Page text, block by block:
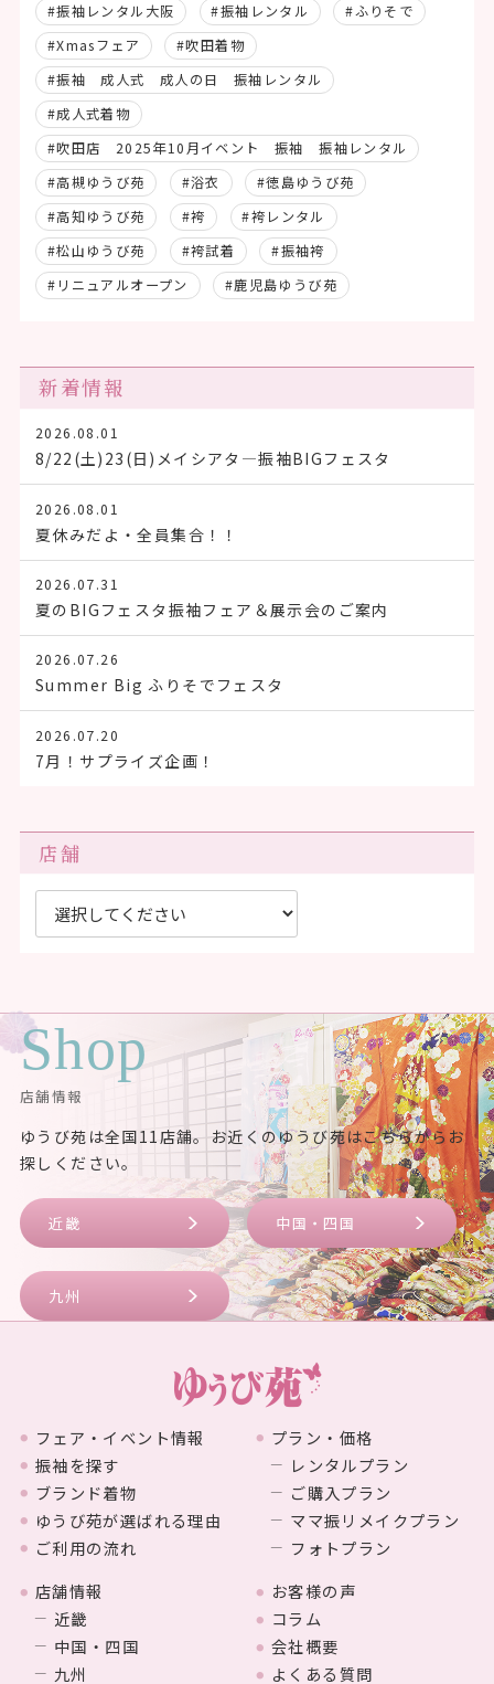
#振袖レンタル大阪
#振袖レンタル
#ふりそで
#Xmasフェア
#吹田着物
#振袖 成人式 成人の日 振袖レンタル
#成人式着物
#吹田店 2025年10月イベント 振袖 振袖レンタル
#高槻ゆうび苑
#浴衣
#徳島ゆうび苑
#高知ゆうび苑
#袴
#袴レンタル
#松山ゆうび苑
#袴試着
#振袖袴
#リニュアルオープン
#鹿児島ゆうび苑
新着情報
2026.08.01
8/22(土)23(日)メイシアタ―振袖BIGフェスタ
2026.08.01
夏休みだよ・全員集合！！
2026.07.31
夏のBIGフェスタ振袖フェア＆展示会のご案内
2026.07.26
Summer Big ふりそでフェスタ
2026.07.20
7月！サプライズ企画！
店舗
Shop
店舗情報
ゆうび苑は全国11店舗。お近くのゆうび苑はこちらからお
探しください。
近畿 中国・四国
九州
フェア・イベント情報
振袖を探す
ブランド着物
ゆうび苑が選ばれる理由
ご利用の流れ
プラン・価格
レンタルプラン
ご購入プラン
ママ振リメイクプラン
フォトプラン
店舗情報
近畿
中国・四国
九州
お客様の声
コラム
会社概要
よくある質問